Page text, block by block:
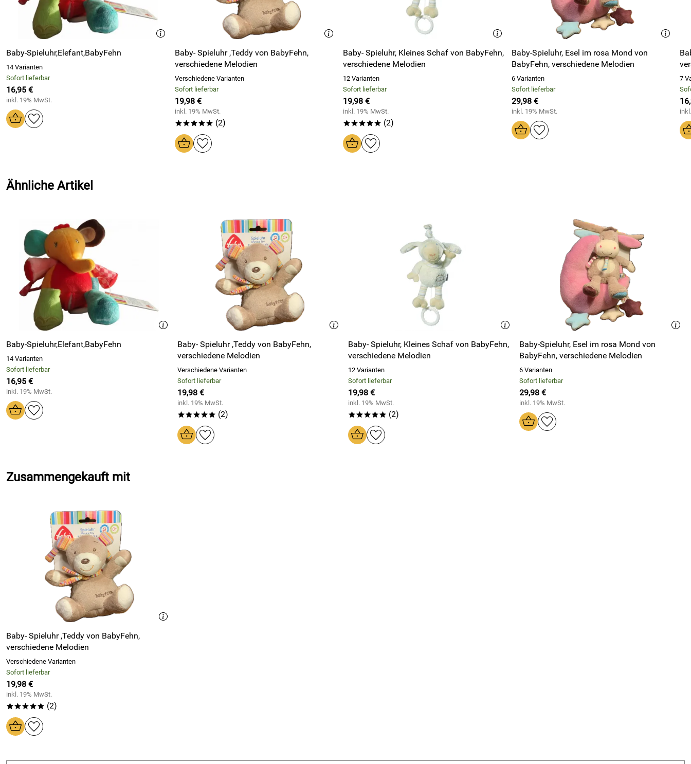
Baby-Spieluhr,Elefant,BabyFehn
14 Varianten
Sofort lieferbar
16,95 €
inkl. 19% MwSt.
Baby- Spieluhr ,Teddy von BabyFehn,
verschiedene Melodien
Verschiedene Varianten
Sofort lieferbar
19,98 €
inkl. 19% MwSt.
***** (2)
Baby- Spieluhr, Kleines Schaf von BabyFehn,
verschiedene Melodien
12 Varianten
Sofort lieferbar
19,98 €
inkl. 19% MwSt.
***** (2)
Baby-Spieluhr, Esel im rosa Mond von
BabyFehn, verschiedene Melodien
6 Varianten
Sofort lieferbar
29,98 €
inkl. 19% MwSt.
7
Ähnliche Artikel
Baby-Spieluhr,Elefant,BabyFehn
14 Varianten
Sofort lieferbar
16,95 €
inkl. 19% MwSt.
Baby- Spieluhr ,Teddy von BabyFehn,
verschiedene Melodien
Verschiedene Varianten
Sofort lieferbar
19,98 €
inkl. 19% MwSt.
***** (2)
Baby- Spieluhr, Kleines Schaf von BabyFehn,
verschiedene Melodien
12 Varianten
Sofort lieferbar
19,98 €
inkl. 19% MwSt.
***** (2)
Baby-Spieluhr, Esel im rosa Mond von
BabyFehn, verschiedene Melodien
6 Varianten
Sofort lieferbar
29,98 €
inkl. 19% MwSt.
Zusammengekauft mit
Baby- Spieluhr ,Teddy von BabyFehn,
verschiedene Melodien
Verschiedene Varianten
Sofort lieferbar
19,98 €
inkl. 19% MwSt.
***** (2)